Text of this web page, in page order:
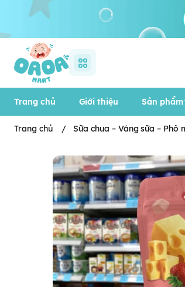
Trang chủ Giới thiệu Sản phẩm
Trang chủ / Sữa chua – Váng sữa – Phô